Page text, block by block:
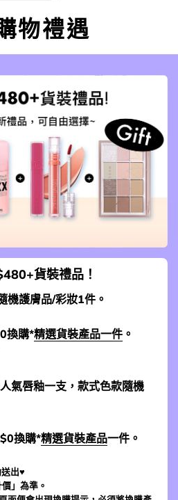
物禮遇
貨裝禮品！
護膚品/彩妝1件。
換購*精選貨裝產品一件 。
氣唇釉一支，款式色款隨機
換購*精選貨裝產品一件。
出♥
」為準。